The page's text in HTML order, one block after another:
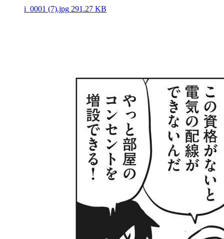
i_0001 (7).jpg 291.27 KB